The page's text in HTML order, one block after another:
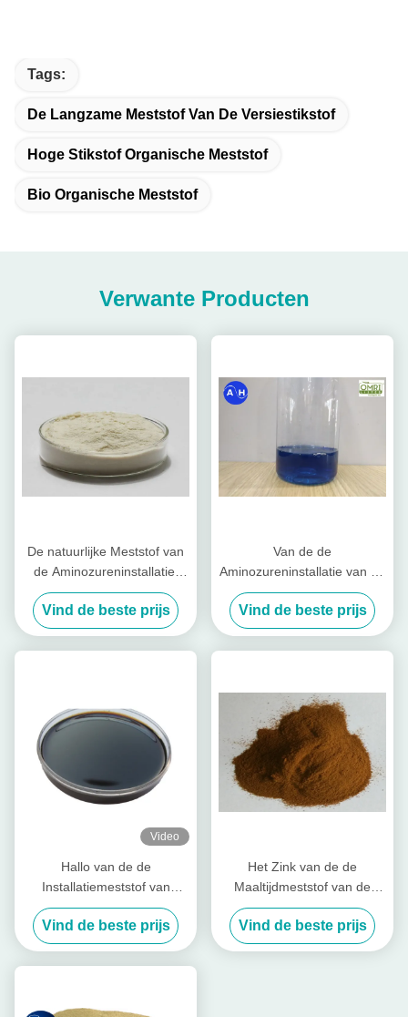
Tags:
De Langzame Meststof Van De Versiestikstof
Hoge Stikstof Organische Meststof
Bio Organische Meststof
Verwante Producten
De natuurlijke Meststof van
de Aminozureninstallatie,
Organische
Molybdeenmeststof
Vind de beste prijs
Van de de
Aminozureninstallatie van de
vloeibare toestand van het
de Meststoffencalcium het
Borium Vrij Chloor en Nitraat
Vind de beste prijs
Video
Hallo van de de
Installatiemeststof van
Stikstof de Vloeibare
Aminozuren Steun van het
de Irrigatiesysteem
Vind de beste prijs
Het Zink van de de
Maaltijdmeststof van de
bladnevelsojaboon Chelated
Agrochemische Hoge
Zuiverheid
Vind de beste prijs